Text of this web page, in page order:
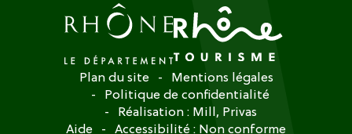
Plan du site
Mentions légales
Politique de confidentialité
Réalisation : Mill, Privas
Aide
Accessibilité : Non conforme